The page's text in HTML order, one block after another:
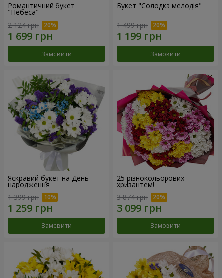
Романтичний букет
"Небеса"
2 124 грн
Замовити
Букет "Солодка мелодія"
1 499 грн
Замовити
Яскравий букет на День
народження
1 399 грн
Замовити
25 різнокольорових
хризантем!
3 874 грн
Замовити